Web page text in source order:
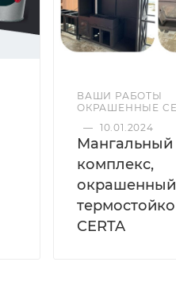
укрывистость,
мкм).
°C до +1200 °C
солей, минеральные
ВАШИ РАБОТЫ
ОКРАШЕННЫЕ
— 10.01.2024
Мангальный
комплекс,
окрашенный
CERTA